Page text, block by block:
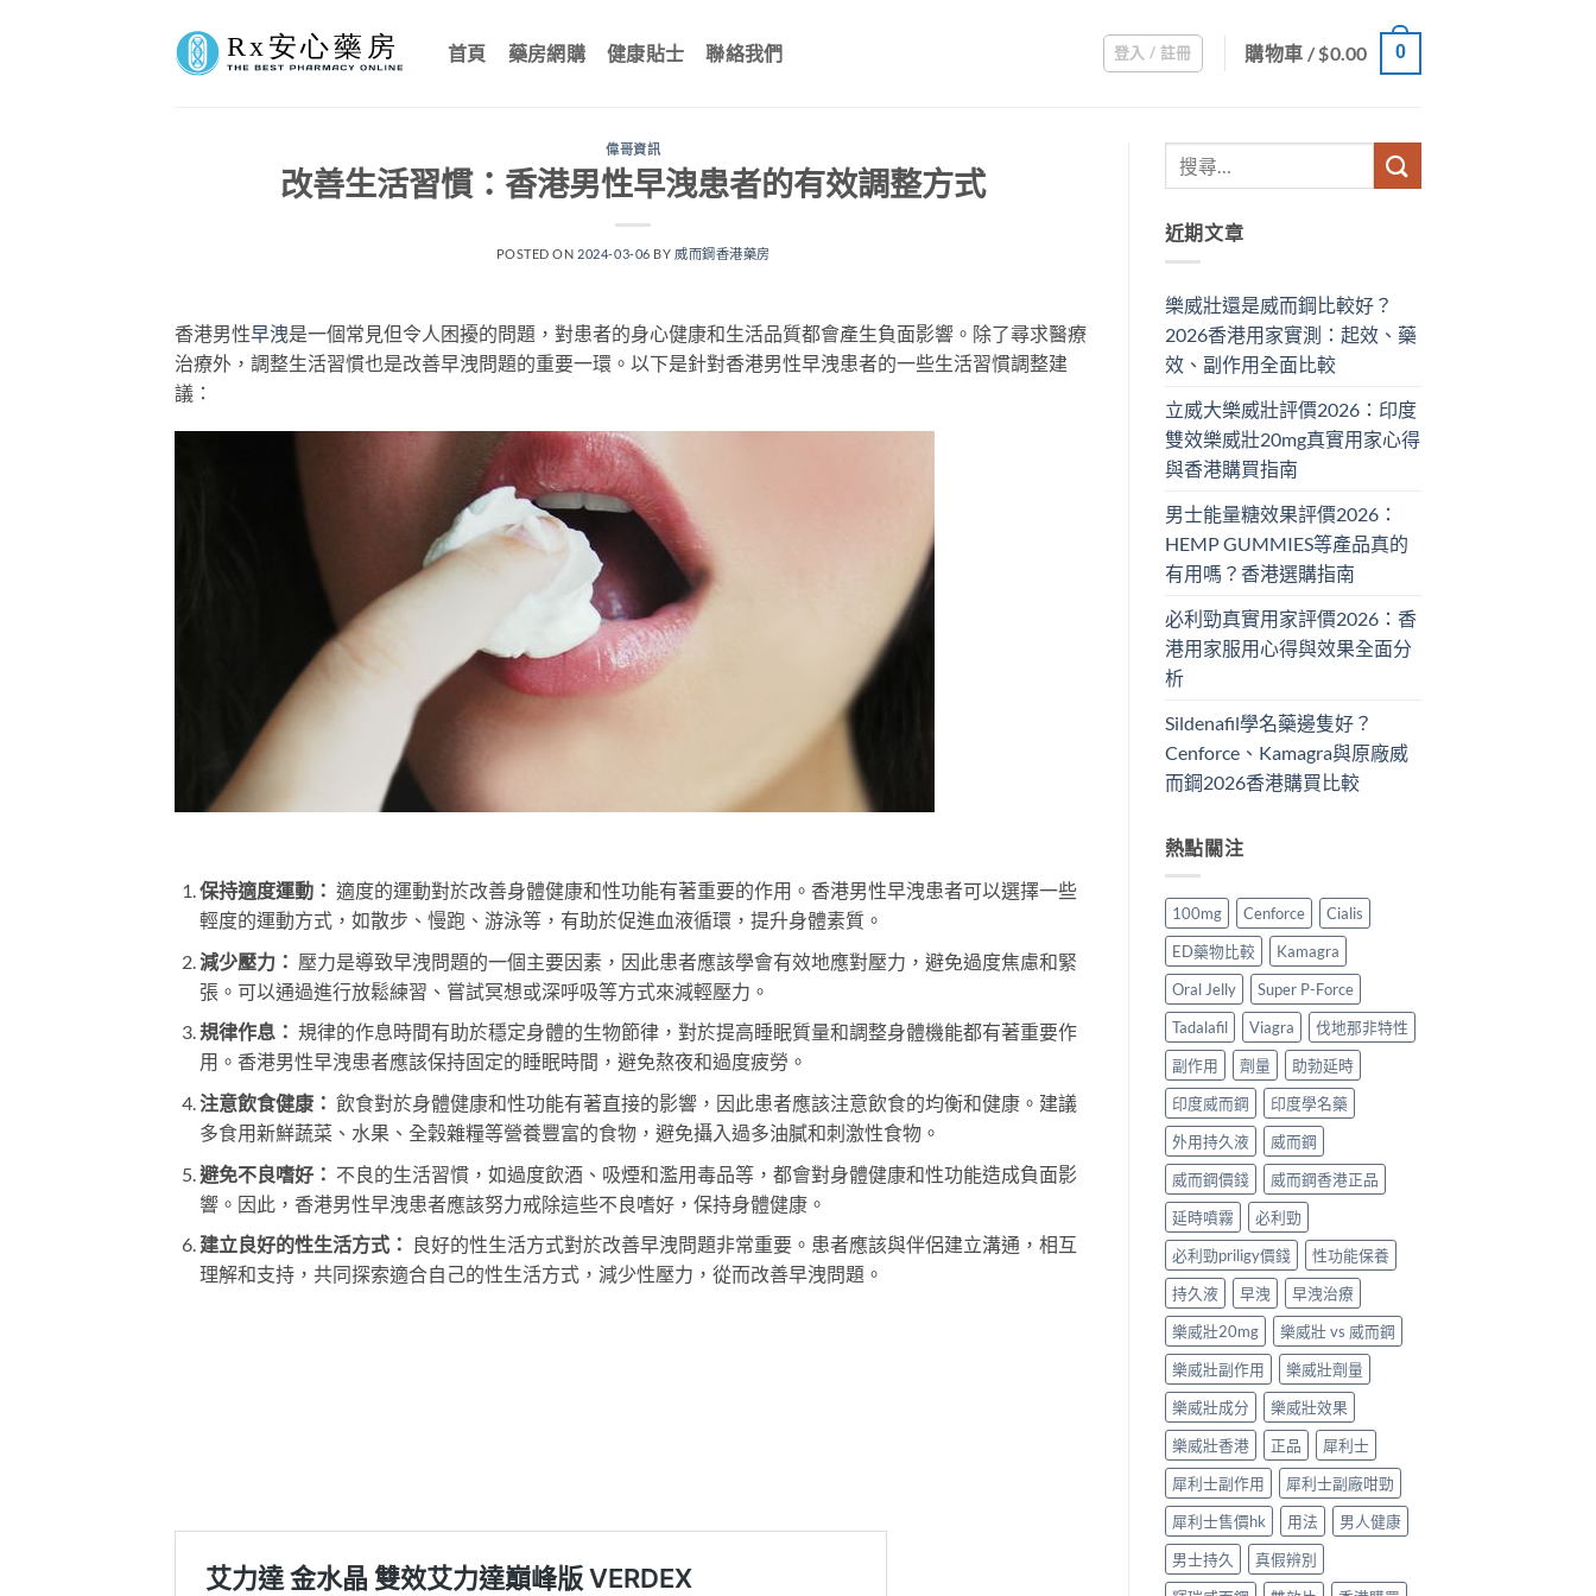
首頁 藥房網購 健康貼士 聯絡我們 登入 / 註冊 購物車 /$0.00 0
偉哥資訊
改善生活習慣：香港男性早洩患者的有效調整方式
POSTED ON 2024-03-06 BY 威而鋼香港藥房
香港男性早洩是一個常見但令人困擾的問題，對患者的身心健康和生活品質都會產生負面影響。除了尋求醫療
治療外，調整生活習慣也是改善早洩問題的重要一環。以下是針對香港男性早洩患者的一些生活習慣調整建
議：
保持適度運動： 適度的運動對於改善身體健康和性功能有著重要的作用。香港男性早洩患者可以選擇一些
輕度的運動方式，如散步、慢跑、游泳等，有助於促進血液循環，提升身體素質。
減少壓力： 壓力是導致早洩問題的一個主要因素，因此患者應該學會有效地應對壓力，避免過度焦慮和緊
張。可以通過進行放鬆練習、嘗試冥想或深呼吸等方式來減輕壓力。
規律作息： 規律的作息時間有助於穩定身體的生物節律，對於提高睡眠質量和調整身體機能都有著重要作
用。香港男性早洩患者應該保持固定的睡眠時間，避免熬夜和過度疲勞。
注意飲食健康： 飲食對於身體健康和性功能有著直接的影響，因此患者應該注意飲食的均衡和健康。建議
多食用新鮮蔬菜、水果、全穀雜糧等營養豐富的食物，避免攝入過多油膩和刺激性食物。
避免不良嗜好： 不良的生活習慣，如過度飲酒、吸煙和濫用毒品等，都會對身體健康和性功能造成負面影
響。因此，香港男性早洩患者應該努力戒除這些不良嗜好，保持身體健康。
建立良好的性生活方式： 良好的性生活方式對於改善早洩問題非常重要。患者應該與伴侶建立溝通，相互
理解和支持，共同探索適合自己的性生活方式，減少性壓力，從而改善早洩問題。
近期文章
樂威壯還是威而鋼比較好？
2026香港用家實測：起效、藥
效、副作用全面比較
立威大樂威壯評價2026：印度
雙效樂威壯20mg真實用家心得
與香港購買指南
男士能量糖效果評價2026：
HEMP GUMMIES等產品真的
有用嗎？香港選購指南
必利勁真實用家評價2026：香
港用家服用心得與效果全面分
析
Sildenafil學名藥邊隻好？
Cenforce、Kamagra與原廠威
而鋼2026香港購買比較
熱點關注
100mg Cenforce
Cialis
ED藥物比較
Kamagra
Oral Jelly
Super P-Force
Tadalafil
Viagra
伐地那非特性
副作用
劑量
助勃延時
印度威而鋼
印度學名藥
外用持久液
威而鋼
威而鋼價錢
威而鋼香港正品
延時噴霧
必利勁
必利勁priligy價錢
性功能保養
持久液
早洩
早洩治療
樂威壯20mg
樂威壯 vs 威而鋼
樂威壯副作用
樂威壯劑量
樂威壯成分
樂威壯效果
樂威壯香港
正品
犀利士
犀利士副作用
犀利士副廠咁勁
犀利士售價hk
用法
男人健康
男士持久
真假辨別